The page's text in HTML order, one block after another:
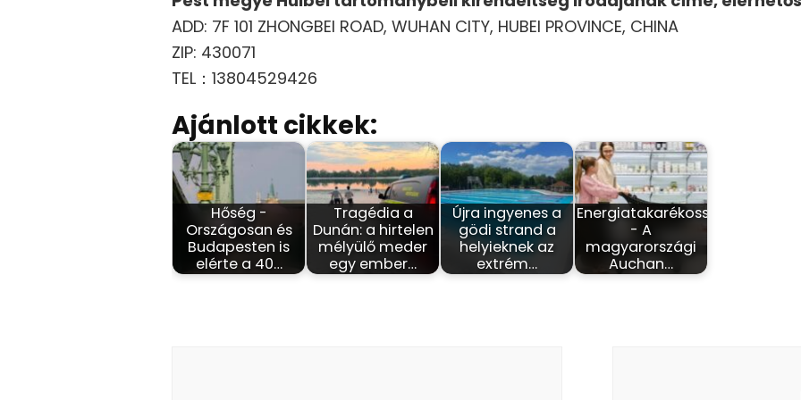
ADD: 7F 101 ZHONGBEI ROAD, WUHAN CITY, HUBEI PROVINCE, CHINA
ZIP: 430071
TEL：13804529426
Ajánlott cikkek:
Hőség -
Országosan és
Budapesten is
elérte a 40…
Tragédia a
Dunán: a hirtelen
mélyülő meder
egy ember…
Újra ingyenes a
gödi strand a
helyieknek az
extrém…
Energiatakarékosság
- A
magyarországi
Auchan…